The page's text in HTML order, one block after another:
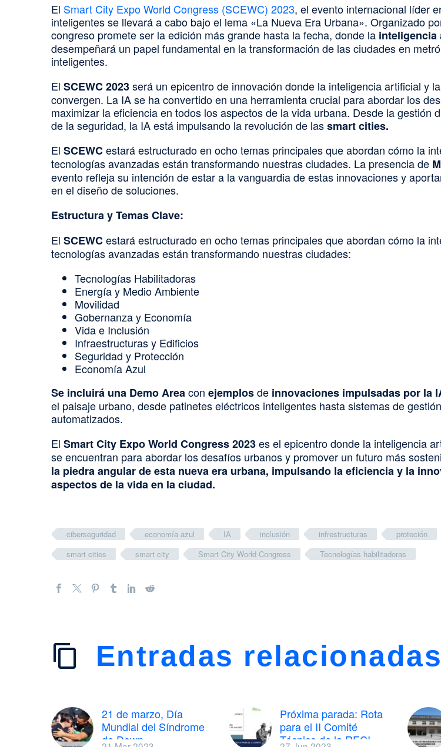
El Smart City Expo World Congress (SCEWC) 2023, el evento internacional líder
inteligentes se llevará a cabo bajo el lema «La Nueva Era Urbana». Organizado
congreso promete ser la edición más grande hasta la fecha, donde la inteligencia
desempeñará un papel fundamental en la transformación de las ciudades en
inteligentes.
El SCEWC 2023será un epicentro de innovación donde la inteligencia artificial y
convergen. La IA se ha convertido en una herramienta crucial para abordar los
maximizar la eficiencia en todos los aspectos de la vida urbana. Desde la gestión
de la seguridad, la IA está impulsando la revolución de lassmart cities.
El SCEWCestará estructurado en ocho temas principales que abordan cómo la
tecnologías avanzadas están transformando nuestras ciudades. La presencia de
evento refleja su intención de estar a la vanguardia de estas innovaciones y
en el diseño de soluciones.
Estructura y Temas Clave:
El SCEWCestará estructurado en ocho temas principales que abordan cómo la
tecnologías avanzadas están transformando nuestras ciudades:
Tecnologías Habilitadoras
Energía y Medio Ambiente
Movilidad
Gobernanza y Economía
Vida e Inclusión
Infraestructuras y Edificios
Seguridad y Protección
Economía Azul
Se incluirá una Demo Areacon ejemplosde innovaciones impulsadas por la
el paisaje urbano, desde patinetes eléctricos inteligentes hasta sistemas de
automatizados.
El Smart City Expo World Congress 2023es el epicentro donde la inteligencia
se encuentran para abordar los desafíos urbanos y promover un futuro más
la piedra angular de esta nueva era urbana, impulsando la eficiencia y la
aspectos de la vida en la ciudad.
ciberseguridad economía azul IA inclusión infrestructuras proteción
smart cities
smart city Smart City World Congress Tecnologías habilitadoras
Entradas relacionadas
21 de marzo, Día
Mundial del Síndrome
de Down
Próxima parada: Rota
para el II Comité
Técnico de la RECI